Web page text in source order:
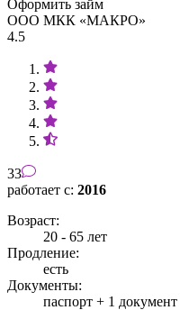
Оформить займ
ООО МКК «МАКРО»
4.5
33
работает с: 2016
Возраст:
20 - 65 лет
Продление:
есть
Документы:
паспорт + 1 документ